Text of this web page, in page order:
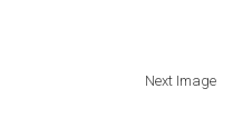
Next Image